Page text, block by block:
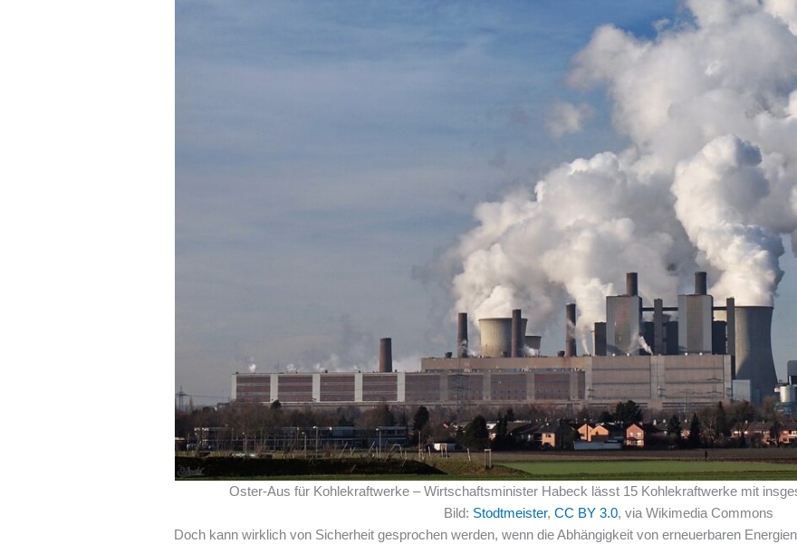
Oster-Aus für Kohlekraftwerke – Wirtschaftsminister Habeck lässt 15 Kohlekraftwerke mit
Bild: Stodtmeister, CC BY 3.0, via Wikimedia Commons
Doch kann wirklich von Sicherheit gesprochen werden, wenn die Abhängigkeit von erneuerbaren